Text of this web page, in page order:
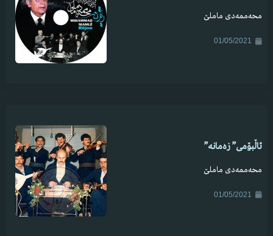
محەممەدی ماملێ
01/05/2021
ئاڵبۆمی” زەمانە”
محەممەدی ماملێ
01/05/2021